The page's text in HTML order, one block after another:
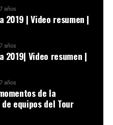
años
2019 | Video resumen |
años
2019| Video resumen |
años
de la
equipos del Tour